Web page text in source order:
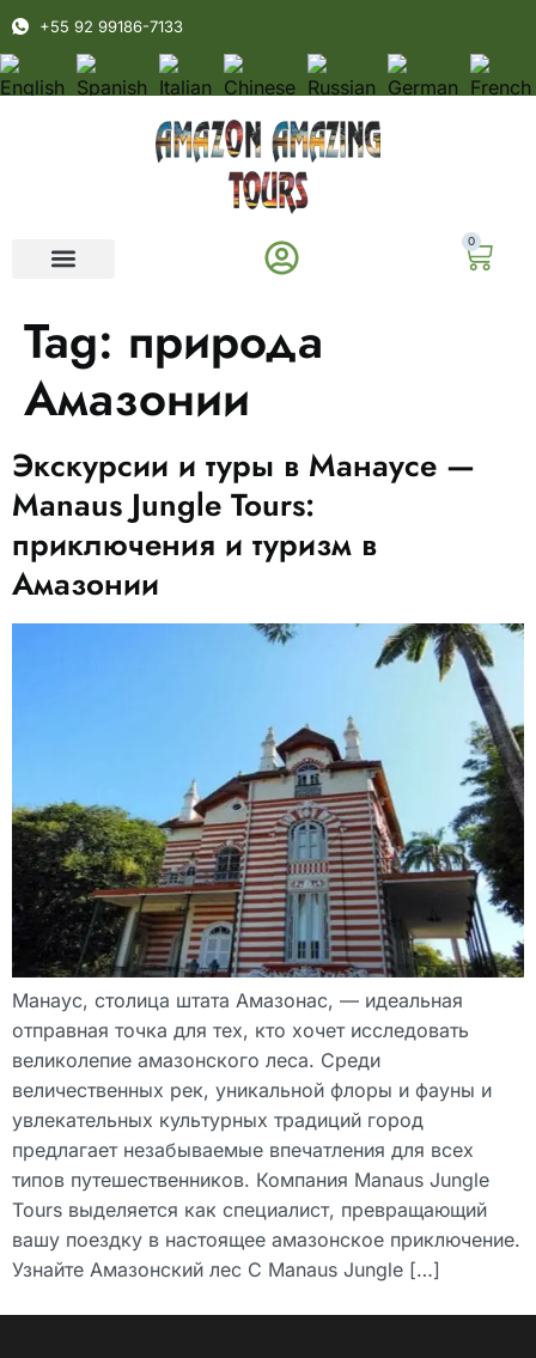
+55 92 99186-7133
0
Tag: природа
Амазонии
Экскурсии и туры в Манаусе —
Manaus Jungle Tours:
приключения и туризм в
Амазонии
Манаус, столица штата Амазонас, — идеальная
отправная точка для тех, кто хочет исследовать
великолепие амазонского леса. Среди
величественных рек, уникальной флоры и фауны и
увлекательных культурных традиций город
предлагает незабываемые впечатления для всех
типов путешественников. Компания Manaus Jungle
Tours выделяется как специалист, превращающий
вашу поездку в настоящее амазонское приключение.
Узнайте Амазонский лес С Manaus Jungle […]